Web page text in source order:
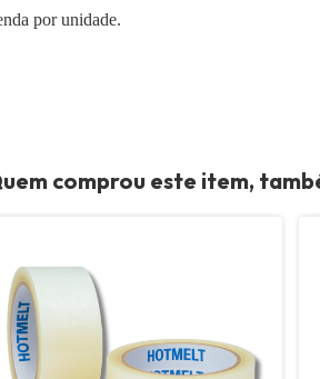
por unidade.
comprou este item,